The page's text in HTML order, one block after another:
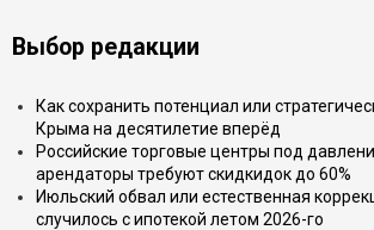
Выбор редакции
Как сохранить потенциал или
Крыма на десятилетие вперёд
Российские торговые центры под
арендаторы требуют скидкидок до 60%
Июльский обвал или естественная
случилось с ипотекой летом 2026-го